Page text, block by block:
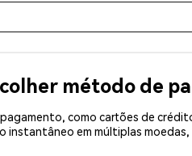
método de
como cartões de
instantâneo em múltiplas